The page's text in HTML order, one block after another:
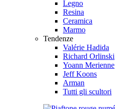
Legno
Resina
Ceramica
Marmo
Tendenze
Valérie Hadida
Richard Orlinski
Yoann Merienne
Jeff Koons
Arman
Tutti gli scultori